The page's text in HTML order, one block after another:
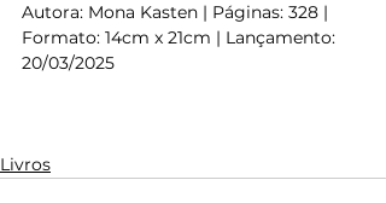
Autora: Mona Kasten | Páginas: 328 |
Formato: 14cm x 21cm | Lançamento:
20/03/2025
Livros